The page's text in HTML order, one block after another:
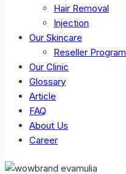
Hair Removal
Injection
Our Skincare
Reseller Program
Our Clinic
Glossary
Article
FAQ
About Us
Career